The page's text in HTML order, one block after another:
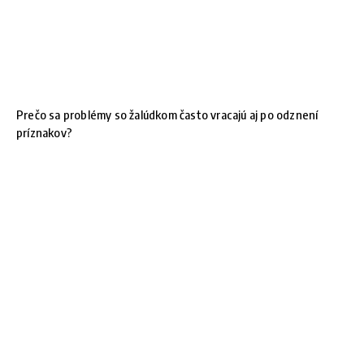
Prečo sa problémy so žalúdkom často vracajú aj po odznení
príznakov?